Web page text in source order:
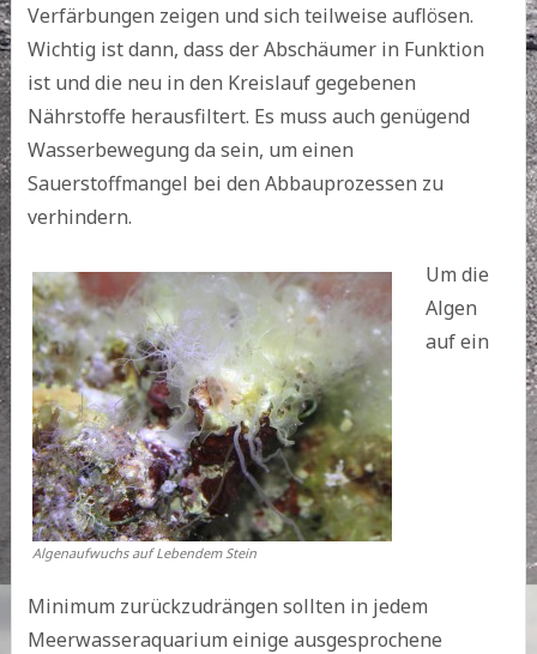
Verfärbungen zeigen und sich teilweise auflösen.
Wichtig ist dann, dass der Abschäumer in Funktion
ist und die neu in den Kreislauf gegebenen
Nährstoffe herausfiltert. Es muss auch genügend
Wasserbewegung da sein, um einen
Sauerstoffmangel bei den Abbauprozessen zu
verhindern.
Algenaufwuchs auf Lebendem Stein
Um die
Algen
auf ein
Minimum zurückzudrängen sollten in jedem
Meerwasseraquarium einige ausgesprochene